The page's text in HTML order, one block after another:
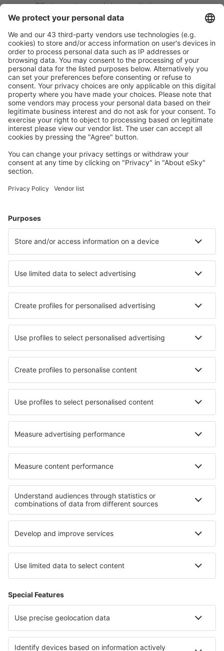
Offerta su misura per le tue aspettative.
Pianifica in sicurezza
Prenotazione senza pensieri con possibilità di
cancellazione gratuita.
Risparmia di più
Prezzi attraenti e offerte speciali per gli utenti registrati.
L’alloggio che ti piace
Scegli tra oltre 1,3 milioni di strutture: hotel, lodge,
Gli hotel più ricercati dagli utenti eSky
Hotel in Le Cap d`Agde Hotel a Nizza Hotel in Frejus
Hotel in Sarlat-la-Caneda Hotel in Bandol
Hotel in Frontignan Hotel a Caen Hotel a Tolosa
I migliori hotel - città
Hotel in Zolling Hotel in Meemu Atoll Hotel in Gägelow
Hotel in Borowo Hotel in Kallenkote Hotel in Ikhtiman
Hotel in Sint Annaparochie Hotel in Woodbridge
Hotel a Meribel-les-Allues Hotel nel lago di Ginevra
Hotel nell'arco Hotel in Ios
Hotel in Addo Elephant National Park
Hotel a Parco nazionale di Zion
Hotel a Okinawa